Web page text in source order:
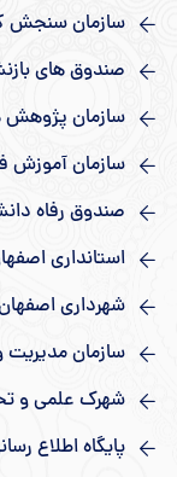
سازمان سنجش
صندوق های
سازمان پژوهش
سازمان آموزش
صندوق رفاه
استانداری
شهرداری
سازمان مدیریت
شهرک علمی و
پایگاه اطلاع